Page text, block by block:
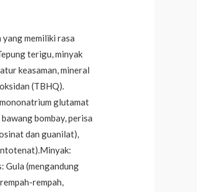
yang memiliki rasa
terigu, minyak
keasaman, mineral
(TBHQ).
glutamat
bombay, perisa
dan guanilat),
Gula (mengandung
rempah,